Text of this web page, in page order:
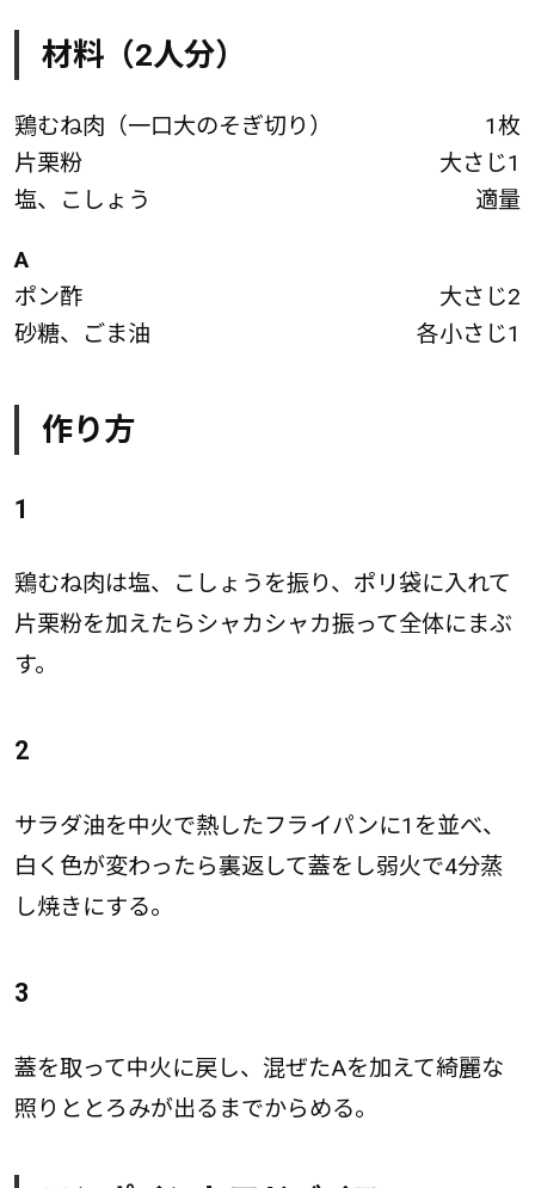
材料（2人分）
鶏むね肉（一口大のそぎ切り）
1枚
片栗粉
大さじ1
塩、こしょう
適量
A
ポン酢
大さじ2
砂糖、ごま油
各小さじ1
作り方
1
鶏むね肉は塩、こしょうを振り、ポリ袋に入れて
片栗粉を加えたらシャカシャカ振って全体にまぶ
す。
2
サラダ油を中火で熱したフライパンに1を並べ、
白く色が変わったら裏返して蓋をし弱火で4分蒸
し焼きにする。
3
蓋を取って中火に戻し、混ぜたAを加えて綺麗な
照りととろみが出るまでからめる。